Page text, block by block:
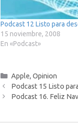
Podcast 12 Listo para
15 noviembre, 2008
En «Podcast»
Categorías
Apple, Opinion
Podcast 15 Listo
Podcast 16. Feliz